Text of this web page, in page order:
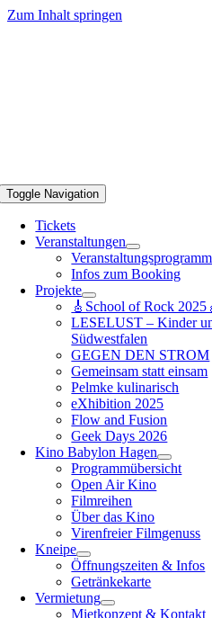
Zum Inhalt springen
Toggle Navigation
Tickets
Veranstaltungen
Veranstaltungsprogramm
Infos zum Booking
Projekte
🎸School of Rock
LESELUST – Kinder
Südwestfalen
GEGEN DEN STROM
Gemeinsam statt einsam
Pelmke kulinarisch
eXhibition 2025
Flow and Fusion
Geek Days 2026
Kino Babylon Hagen
Programmübersicht
Open Air Kino
Filmreihen
Über das Kino
Virenfreier Filmgenuss
Kneipe
Öffnungszeiten & Infos
Getränkekarte
Vermietung
Mietkonzept & Kontakt